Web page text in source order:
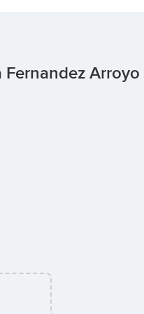
Fernandez Arroyo